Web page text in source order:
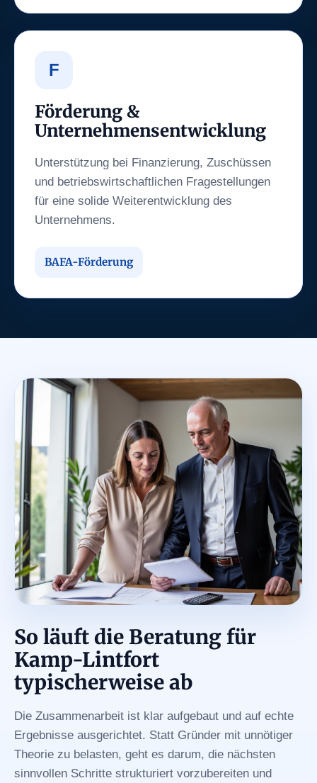
F
Förderung &
Unternehmensentwicklung
Unterstützung bei Finanzierung, Zuschüssen
und betriebswirtschaftlichen Fragestellungen
für eine solide Weiterentwicklung des
Unternehmens.
BAFA-Förderung
So läuft die Beratung für
Kamp-Lintfort
typischerweise ab
Die Zusammenarbeit ist klar aufgebaut und auf echte
Ergebnisse ausgerichtet. Statt Gründer mit unnötiger
Theorie zu belasten, geht es darum, die nächsten
sinnvollen Schritte strukturiert vorzubereiten und